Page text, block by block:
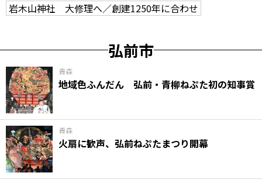
岩木山神社 大修理へ／創建1250年に合わせ
弘前市
青森
地域色ふんだん 弘前・青柳ねぷた初の知事賞
青森
火扇に歓声、弘前ねぷたまつり開幕